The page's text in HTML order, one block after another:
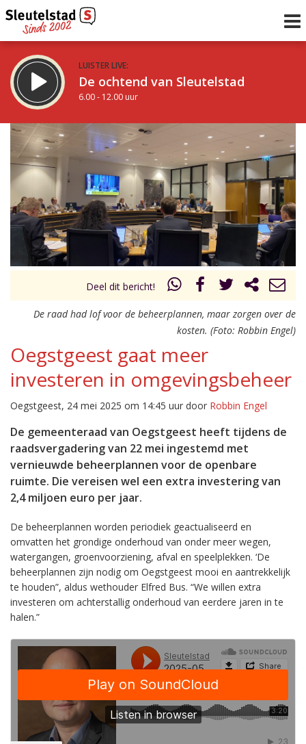
LUISTER LIVE:
De ochtend van Sleutelstad
6.00 - 12.00 uur
STRAKS:
De middag van Sleutelstad
12.00 - 18.00 uur
Vorig uur
uur 1 van 0 Volgend uur
Inklappen
Deel dit bericht!
De raad had lof voor de beheerplannen, maar zorgen over de
kosten. (Foto: Robbin Engel)
Oegstgeest gaat meer
investeren in omgevingsbeheer
Oegstgeest, 24 mei 2025 om 14:45 uur door Robbin Engel
De gemeenteraad van Oegstgeest heeft tijdens de
raadsvergadering van 22 mei ingestemd met
vernieuwde beheerplannen voor de openbare
ruimte. Die vereisen wel een extra investering van
2,4 miljoen euro per jaar.
De beheerplannen worden periodiek geactualiseerd en
omvatten het grondige onderhoud van onder meer wegen,
watergangen, groenvoorziening, afval en speelplekken. ‘De
beheerplannen zijn nodig om Oegstgeest mooi en aantrekkelijk
te houden”, aldus wethouder Elfred Bus. “We willen extra
investeren om achterstallig onderhoud van eerdere jaren in te
halen.”